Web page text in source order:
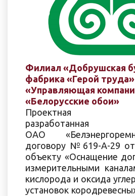
Филиал «Добрушская
фабрика «Герой
«Управляющая
«Белорусские обои»
Проектная
ОАО
договору №619-А-29
объекту «Оснащение
измерительными
кислорода и оксида
установок